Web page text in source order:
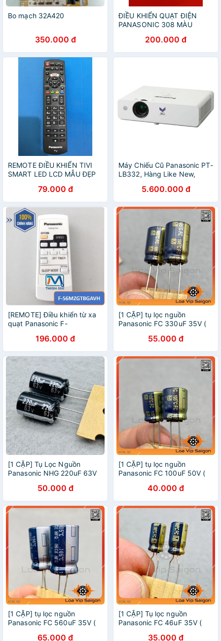
Bo mạch 32A420
350.000 đ
ĐIỀU KHIỂN QUẠT ĐIỆN
PANASONIC 308 MÀU
200.000 đ
REMOTE ĐIỀU KHIỂN TIVI
SMART LED LCD MẪU ĐẸP
79.000 đ
Máy Chiếu Cũ Panasonic PT-
LB332, Hàng Like New,
Hành 3 Tháng Sản Phẩm
5.600.000 đ
[REMOTE] Điều khiển từ xa
quạt Panasonic F-
196.000 đ
[1 CẶP] tụ lọc nguồn
Panasonic FC 330uF 35V (
55.000 đ
[1 CẶP] Tụ Lọc Nguồn
Panasonic NHG 220uF 63V
50.000 đ
[1 CẶP] tụ lọc nguồn
Panasonic FC 100uF 50V (
40.000 đ
[1 CẶP] tụ lọc nguồn
Panasonic FC 560uF 35V (
65.000 đ
[1 CẶP] Tụ lọc nguồn
Panasonic FC 46uF 35V (
35.000 đ